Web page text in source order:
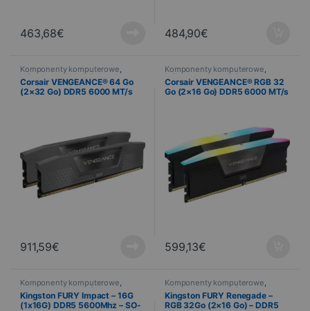
463,68€ 484,90€
Komponenty komputerowe,
Informatyka,Pamięć komputera
Corsair VENGEANCE® 64 Go
(2×32 Go) DDR5 6000 MT/s
911,59€
Komponenty komputerowe,
Informatyka,Pamięć komputera
Corsair VENGEANCE® RGB 32
Go (2×16 Go) DDR5 6000 MT/s
599,13€
Komponenty komputerowe,
Informatyka,Pamięć komputera
Kingston FURY Impact – 16G
(1x16G) DDR5 5600Mhz – SO-
Komponenty komputerowe,
Informatyka,Pamięć komputera
Kingston FURY Renegade –
RGB 32Go (2×16 Go) – DDR5